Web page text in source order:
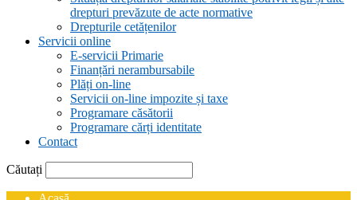
drepturi prevăzute de acte normative
Drepturile cetățenilor
Servicii online
E-servicii Primarie
Finanțări nerambursabile
Plăți on-line
Servicii on-line impozite și taxe
Programare căsătorii
Programare cărți identitate
Contact
Căutați